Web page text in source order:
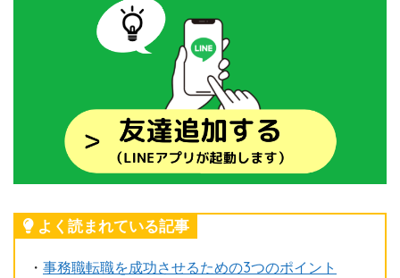
よく読まれている記事
・ 事務職転職を成功させるための3つのポイント